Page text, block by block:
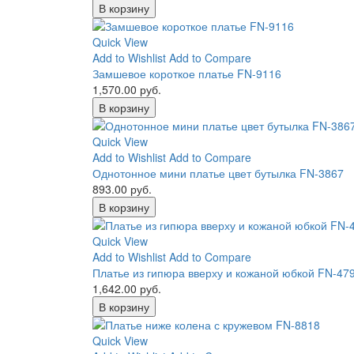
В корзину
Quick View
Add to Wishlist Add to Compare
Замшевое короткое платье FN-9116
1,570.00 руб.
В корзину
Quick View
Add to Wishlist Add to Compare
Однотонное мини платье цвет бутылка FN-3867
893.00 руб.
В корзину
Quick View
Add to Wishlist Add to Compare
Платье из гипюра вверху и кожаной юбкой FN-
1,642.00 руб.
В корзину
Quick View